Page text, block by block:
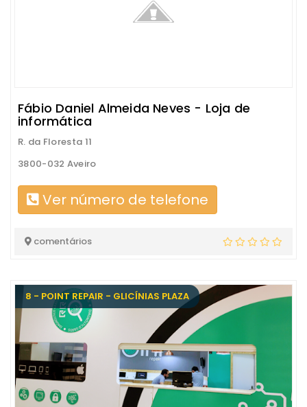
Fábio Daniel Almeida Neves - Loja de
informática
R. da Floresta 11
3800-032 Aveiro
Ver número de telefone
comentários
8 - POINT REPAIR - GLICÍNIAS PLAZA